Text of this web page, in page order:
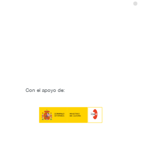
Con el apoyo de: